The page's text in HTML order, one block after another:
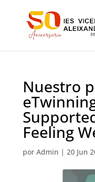
Nuestro
Feeling
por Admin | 20 Jun